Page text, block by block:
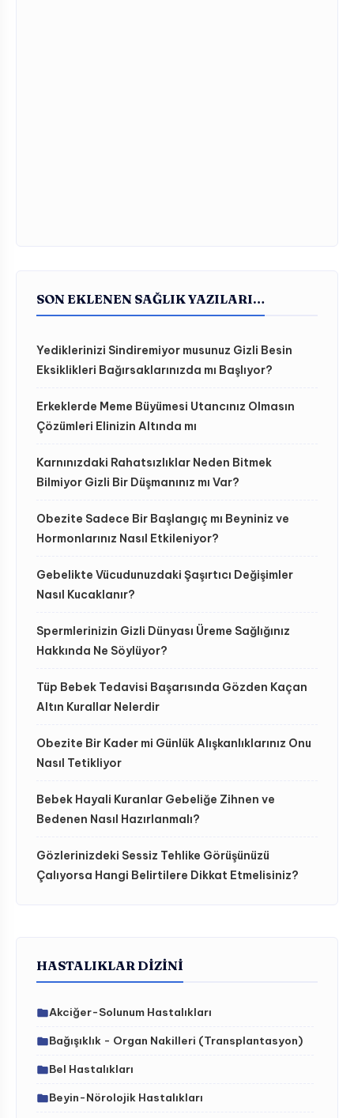
SON EKLENEN SAĞLIK YAZILARI…
Yediklerinizi Sindiremiyor musunuz Gizli Besin
Eksiklikleri Bağırsaklarınızda mı Başlıyor?
Erkeklerde Meme Büyümesi Utancınız Olmasın
Çözümleri Elinizin Altında mı
Karnınızdaki Rahatsızlıklar Neden Bitmek
Bilmiyor Gizli Bir Düşmanınız mı Var?
Obezite Sadece Bir Başlangıç mı Beyniniz ve
Hormonlarınız Nasıl Etkileniyor?
Gebelikte Vücudunuzdaki Şaşırtıcı Değişimler
Nasıl Kucaklanır?
Spermlerinizin Gizli Dünyası Üreme Sağlığınız
Hakkında Ne Söylüyor?
Tüp Bebek Tedavisi Başarısında Gözden Kaçan
Altın Kurallar Nelerdir
Obezite Bir Kader mi Günlük Alışkanlıklarınız Onu
Nasıl Tetikliyor
Bebek Hayali Kuranlar Gebeliğe Zihnen ve
Bedenen Nasıl Hazırlanmalı?
Gözlerinizdeki Sessiz Tehlike Görüşünüzü
Çalıyorsa Hangi Belirtilere Dikkat Etmelisiniz?
HASTALIKLAR DIZINI
Akciğer-Solunum Hastalıkları
Bağışıklık - Organ Nakilleri (Transplantasyon)
Bel Hastalıkları
Beyin-Nörolojik Hastalıkları